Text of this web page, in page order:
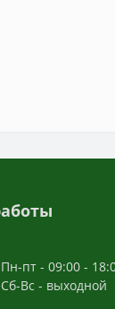
Пн-пт - 09:00 -
Сб-Вс - выходной